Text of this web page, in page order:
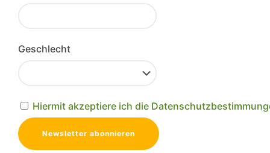
Geschlecht
Hiermit akzeptiere ich die